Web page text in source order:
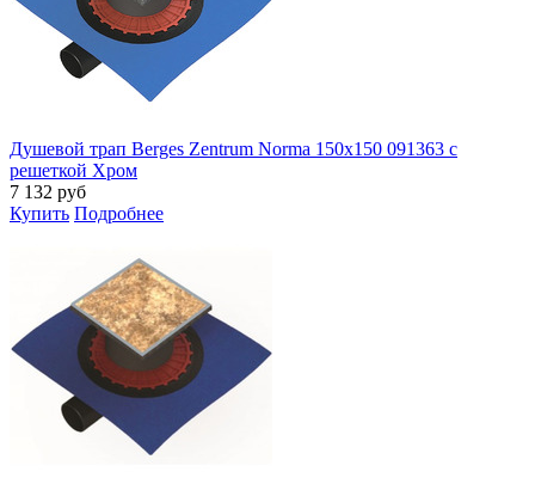
Душевой трап Berges Zentrum Norma 150x150 091363 с
решеткой Хром
7 132 руб
Купить Подробнее